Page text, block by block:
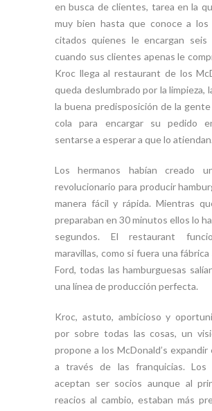
en busca de clientes, tarea en la
muy bien hasta que conoce a los
citados quienes le encargan seis
cuando sus clientes apenas le
Kroc llega al restaurant de los
queda deslumbrado por la limpieza,
la buena predisposición de la gente
cola para encargar su pedido
sentarse a esperar a que lo atiendan.
Los hermanos habían creado
revolucionario para producir
manera fácil y rápida. Mientras
preparaban en 30 minutos ellos lo
segundos. El restaurant
maravillas, como si fuera una
Ford, todas las hamburguesas
una línea de producción perfecta.
Kroc, astuto, ambicioso y
por sobre todas las cosas, un
propone a los McDonald’s expandir
a través de las franquicias. Los
aceptan ser socios aunque al
reacios al cambio, estaban más